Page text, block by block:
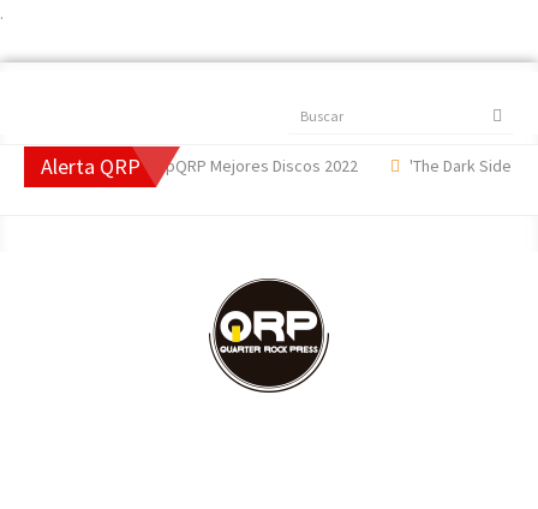
.
Buscar
Alerta QRP
2022 #TopQRP Mejores Discos 2022 'The Dark Side Of